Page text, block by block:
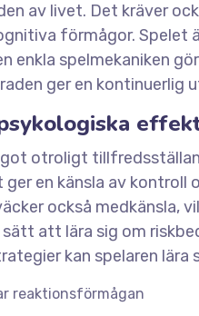
av livet. Det kräver
förmågor. Spelet
enkla spelmekaniken
ger en kontinuerlig
otroligt
ger en känsla av
också medkänsla,
att lära sig om
kan spelaren
reaktionsförmågan